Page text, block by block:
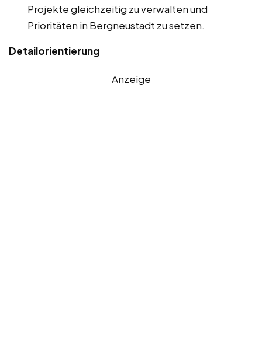
Projekte gleichzeitig zu verwalten und
Prioritäten in Bergneustadt zu setzen.
Detailorientierung
Anzeige